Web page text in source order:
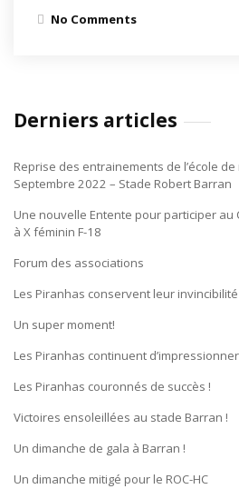
No Comments
Derniers articles
Reprise des entrainements de l’école
Septembre 2022 – Stade Robert Barran
Une nouvelle Entente pour participer au
à X féminin F-18
Forum des associations
Les Piranhas conservent leur invincibilité
Un super moment!
Les Piranhas continuent
Les Piranhas couronnés de succès !
Victoires ensoleillées au stade Barran !
Un dimanche de gala à Barran !
Un dimanche mitigé pour le ROC-HC